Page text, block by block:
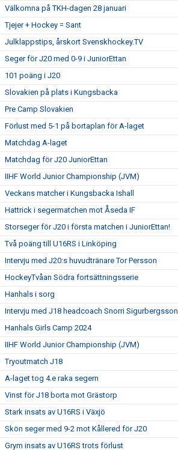
Välkomna på TKH-dagen 28 januari
Tjejer + Hockey = Sant
Julklappstips, årskort Svenskhockey.TV
Seger för J20 med 0-9 i JuniorEttan
101 poäng i J20
Slovakien på plats i Kungsbacka
Pre Camp Slovakien
Förlust med 5-1 på bortaplan för A-laget
Matchdag A-laget
Matchdag för J20 JuniorEttan
IIHF World Junior Championship (JVM)
Veckans matcher i Kungsbacka Ishall
Hattrick i segermatchen mot Åseda IF
Storseger för J20 i första matchen i JuniorEttan!
Två poäng till U16RS i Linköping
Intervju med J20:s huvudtränare Tor Persson
HockeyTvåan Södra fortsättningsserie
Hanhals i sorg
Intervju med J18 headcoach Snorri Sigurbergsson
Hanhals Girls Camp 2024
IIHF World Junior Championship (JVM)
Tryoutmatch J18
A-laget tog 4.e raka segern
Vinst för J18 borta mot Grästorp
Stark insats av U16RS i Växjö
Skön seger med 9-2 mot Kållered för J20
Grym insats av U16RS trots förlust